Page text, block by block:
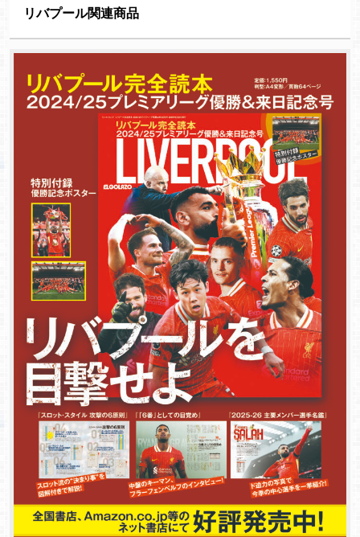
リバプール関連商品